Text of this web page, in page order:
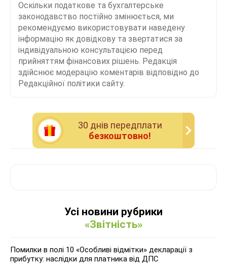
Оскільки податкове та бухгалтерське
законодавство постійно змінюється, ми
рекомендуємо використовувати наведену
інформацію як довідкову та звертатися за
індивідуальною консультацією перед
прийняттям фінансових рішень. Редакція
здійснює модерацію коментарів відповідно до
Редакційної політики сайту.
30 днiв передплати
безкоштовно!
Усі новини рубрики
«Звітність»
Помилки в полі 10 «Особливі відмітки» декларації з
прибутку: наслідки для платника від ДПС